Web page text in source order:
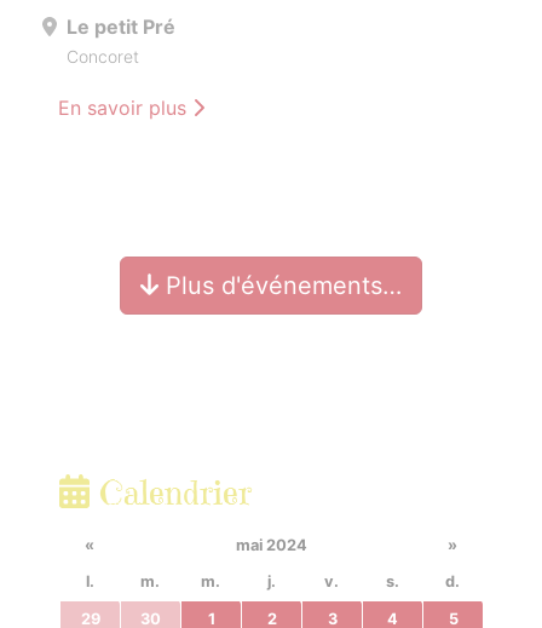
Le petit Pré
Concoret
En savoir plus
Plus d'événements…
Calendrier
« mai 2024
»
l.
m. m. j. v. s. d.
29 30 1 2 3 4 5